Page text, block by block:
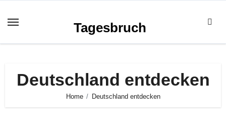
Inhalt
Tagesbruch
Deutschland entdecken
Home Deutschland entdecken